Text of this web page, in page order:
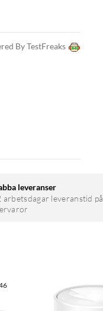
By TestFreaks
leveranser
arbetsdagar leveranstid på